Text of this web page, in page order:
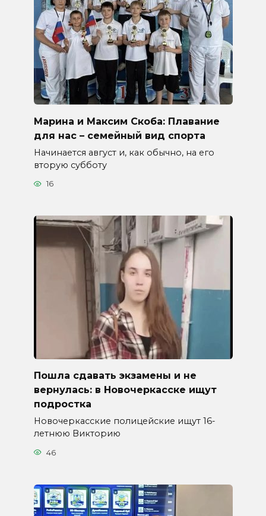
Марина и Максим Скоба: Плавание
для нас – семейный вид спорта
Начинается август и, как обычно, на его
вторую субботу
16
Пошла сдавать экзамены и не
вернулась: в Новочеркасске ищут
подростка
Новочеркасские полицейские ищут 16-
летнюю Викторию
46